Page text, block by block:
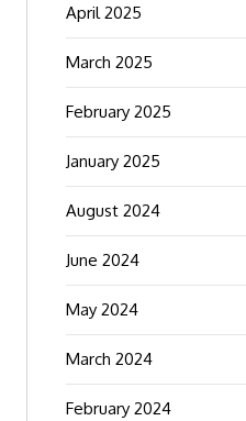
April 2025
March 2025
February 2025
January 2025
August 2024
June 2024
May 2024
March 2024
February 2024